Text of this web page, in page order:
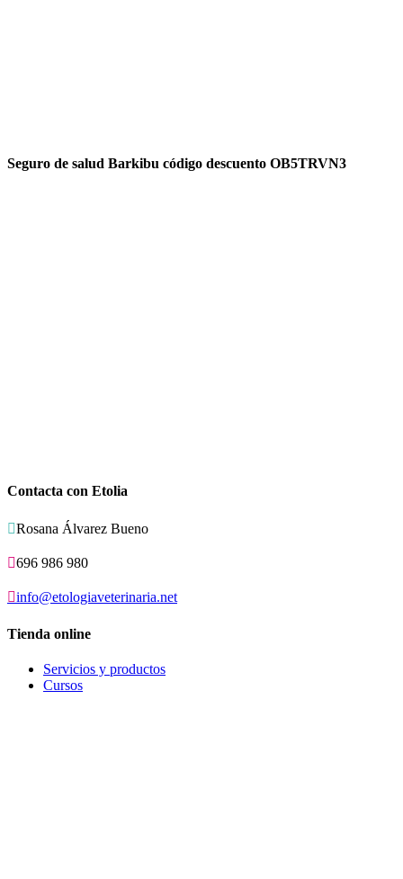
Seguro de salud Barkibu código descuento OB5TRVN3
Contacta con Etolia
Rosana Álvarez Bueno
696 986 980
info@etologiaveterinaria.net
Tienda online
Servicios y productos
Cursos